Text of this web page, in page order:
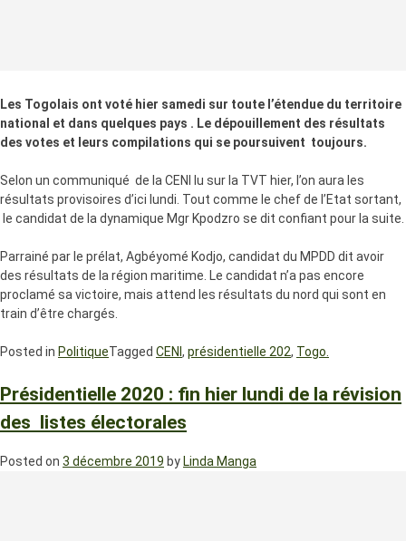
Les Togolais ont voté hier samedi sur toute l’étendue du territoire
national et dans quelques pays . Le dépouillement des résultats
des votes et leurs compilations qui se poursuivent toujours.
Selon un communiqué de la CENI lu sur la TVT hier, l’on aura les
résultats provisoires d’ici lundi. Tout comme le chef de l’Etat sortant,
le candidat de la dynamique Mgr Kpodzro se dit confiant pour la suite.
Parrainé par le prélat, Agbéyomé Kodjo, candidat du MPDD dit avoir
des résultats de la région maritime. Le candidat n’a pas encore
proclamé sa victoire, mais attend les résultats du nord qui sont en
train d’être chargés.
Posted in PolitiqueTagged CENI , présidentielle 202, Togo.
Présidentielle 2020 : fin hier lundi de la révision
des listes électorales
Posted on 3 décembre 2019 by Linda Manga